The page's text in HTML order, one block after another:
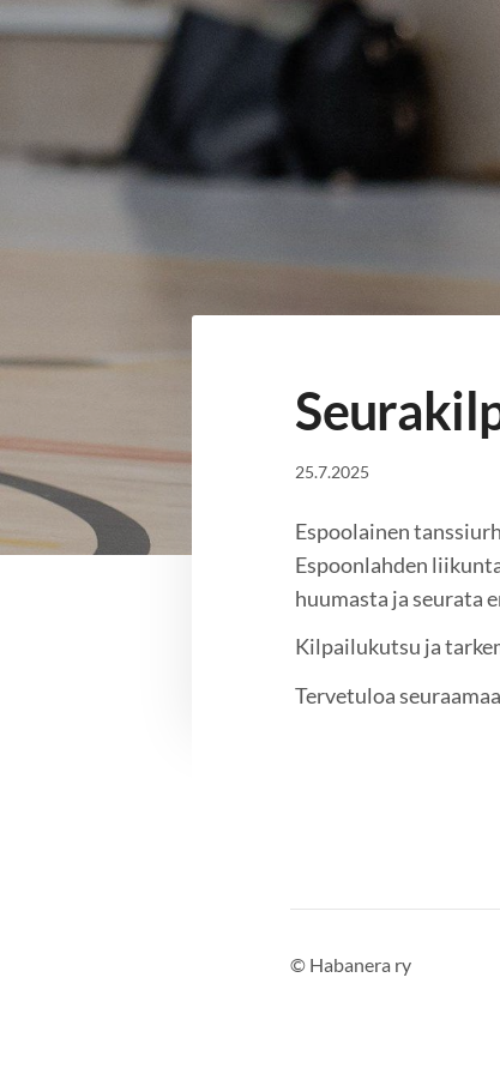
Siirry
Habanera ry
25.7.2025
Espoolainen
Espoonlahden
huumasta ja seurata
Kilpailukutsu ja
Tervetuloa
© Habanera ry